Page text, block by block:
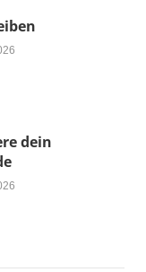
dein